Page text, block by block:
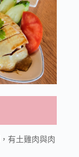
有土雞肉與肉